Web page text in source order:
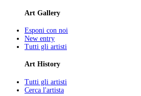
Art Gallery
Esponi con noi
New entry
Tutti gli artisti
Art History
Tutti gli artisti
Cerca l'artista